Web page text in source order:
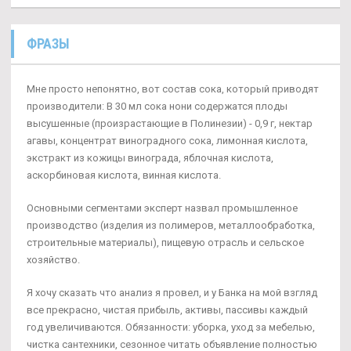
ФРАЗЫ
Мне просто непонятно, вот состав сока, который приводят
производители: В 30 мл сока нони содержатся плоды
высушенные (произрастающие в Полинезии) - 0,9 г, нектар
агавы, концентрат виноградного сока, лимонная кислота,
экстракт из кожицы винограда, яблочная кислота,
аскорбиновая кислота, винная кислота.
Основными сегментами эксперт назвал промышленное
производство (изделия из полимеров, металлообработка,
строительные материалы), пищевую отрасль и сельское
хозяйство.
Я хочу сказать что анализ я провел, и у Банка на мой взгляд
все прекрасно, чистая прибыль, активы, пассивы каждый
год увеличиваются. Обязанности: уборка, уход за мебелью,
чистка сантехники, сезонное читать объявление полностью